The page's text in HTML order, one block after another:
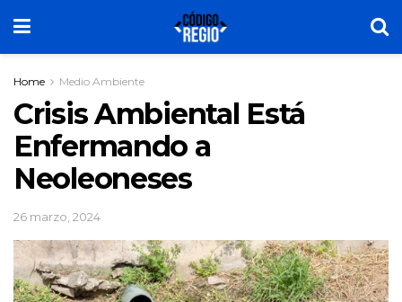
Home Medio Ambiente
Crisis Ambiental Está
Enfermando a
Neoleoneses
26 marzo, 2024